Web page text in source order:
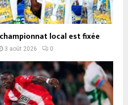
local est fixée
3 août 2026 0